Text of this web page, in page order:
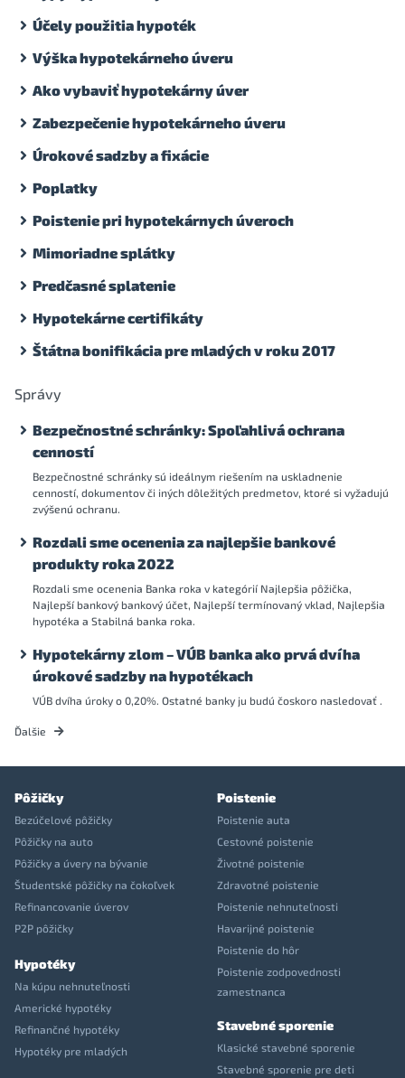
Účely použitia hypoték
Výška hypotekárneho úveru
Ako vybaviť hypotekárny úver
Zabezpečenie hypotekárneho úveru
Úrokové sadzby a fixácie
Poplatky
Poistenie pri hypotekárnych úveroch
Mimoriadne splátky
Predčasné splatenie
Hypotekárne certifikáty
Štátna bonifikácia pre mladých v roku 2017
Správy
Bezpečnostné schránky: Spoľahlivá ochrana
cenností
Bezpečnostné schránky sú ideálnym riešením na uskladnenie
cenností, dokumentov či iných dôležitých predmetov, ktoré si vyžadujú
zvýšenú ochranu.
Rozdali sme ocenenia za najlepšie bankové
produkty roka 2022
Rozdali sme ocenenia Banka roka v kategórií Najlepšia pôžička,
Najlepší bankový bankový účet, Najlepší termínovaný vklad, Najlepšia
hypotéka a Stabilná banka roka.
Hypotekárny zlom – VÚB banka ako prvá dvíha
úrokové sadzby na hypotékach
VÚB dvíha úroky o 0,20%. Ostatné banky ju budú čoskoro nasledovať .
Ďalšie
Pôžičky
Bezúčelové pôžičky
Pôžičky na auto
Pôžičky a úvery na bývanie
Študentské pôžičky na čokoľvek
Refinancovanie úverov
P2P pôžičky
Hypotéky
Na kúpu nehnuteľnosti
Americké hypotéky
Refinančné hypotéky
Hypotéky pre mladých
Poistenie
Poistenie auta
Cestovné poistenie
Životné poistenie
Zdravotné poistenie
Poistenie nehnuteľnosti
Havarijné poistenie
Poistenie do hôr
Poistenie zodpovednosti
zamestnanca
Stavebné sporenie
Klasické stavebné sporenie
Stavebné sporenie pre deti